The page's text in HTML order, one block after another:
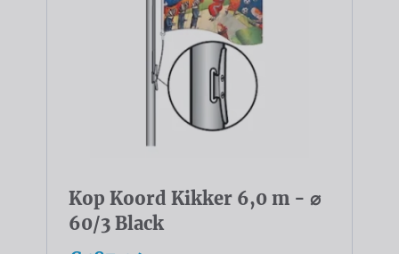
Kop Koord Kikker 6,0 m - ⌀
60/3 Black